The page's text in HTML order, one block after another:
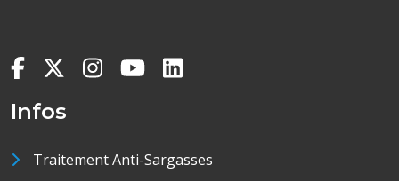
Infos
Traitement Anti-Sargasses